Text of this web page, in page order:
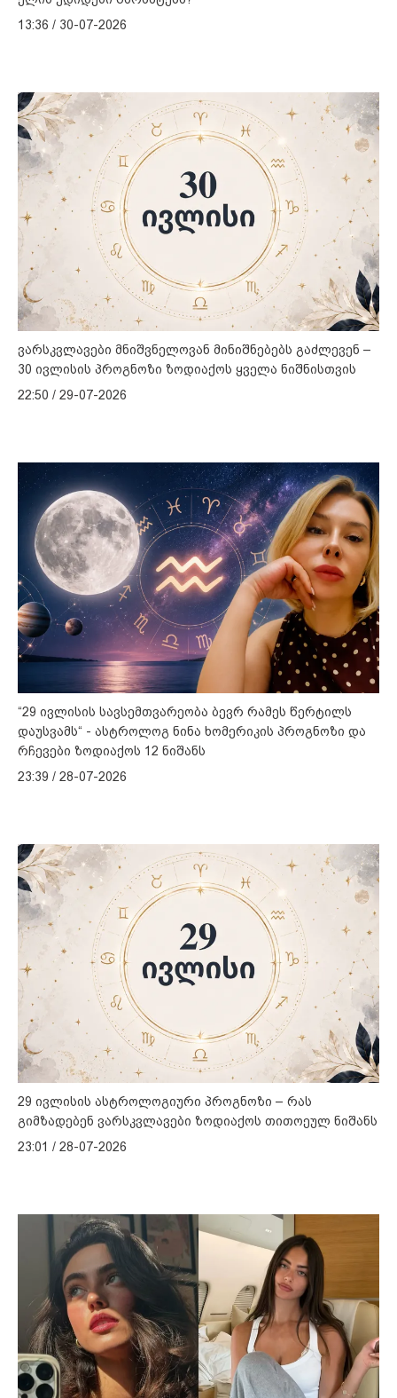
13:36 / 30-07-2026
ვარსკვლავები მნიშვნელოვან მინიშნებებს გაძლევენ –
30 ივლისის პროგნოზი ზოდიაქოს ყველა ნიშნისთვის
22:50 / 29-07-2026
“29 ივლისის სავსემთვარეობა ბევრ რამეს წერტილს
დაუსვამს“ - ასტროლოგ ნინა ხომერიკის პროგნოზი და
რჩევები ზოდიაქოს 12 ნიშანს
23:39 / 28-07-2026
29 ივლისის ასტროლოგიური პროგნოზი – რას
გიმზადებენ ვარსკვლავები ზოდიაქოს თითოეულ ნიშანს
23:01 / 28-07-2026